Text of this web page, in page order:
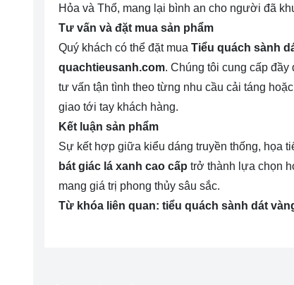
Hỏa và Thổ, mang lại bình an cho người đã
Tư vấn và đặt mua sản phẩm
Quý khách có thể đặt mua Tiểu quách sành
quachtieusanh.com. Chúng tôi cung cấp
tư vấn tận tình theo từng nhu cầu cải táng
giao tới tay khách hàng.
Kết luận sản phẩm
Sự kết hợp giữa kiểu dáng truyền thống, họa
bát giác lá xanh cao cấp trở thành lựa chọn
mang giá trị phong thủy sâu sắc.
Từ khóa liên quan: tiểu quách sành dát